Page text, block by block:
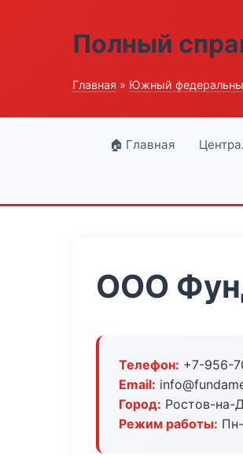
Полный
Главная » Южный
🏠 Главная
ООО
Телефон: +7-956-
Email:
Город: Ростов-на-
Режим работы: